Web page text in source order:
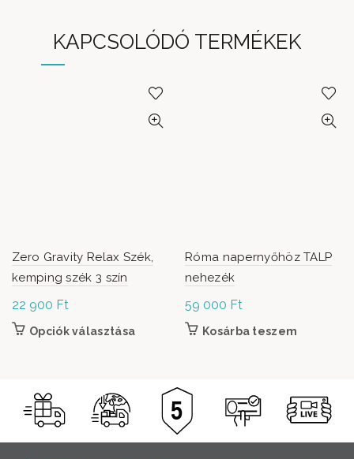
KAPCSOLÓDÓ TERMÉKEK
Zero Gravity Relax Szék,
kemping szék 3 szín
22 900 Ft
Opciók választása Ennek a terméknek több variációja van. A
Róma napernyőhöz TALP
nehezék
59 000 Ft
Kosárba teszem